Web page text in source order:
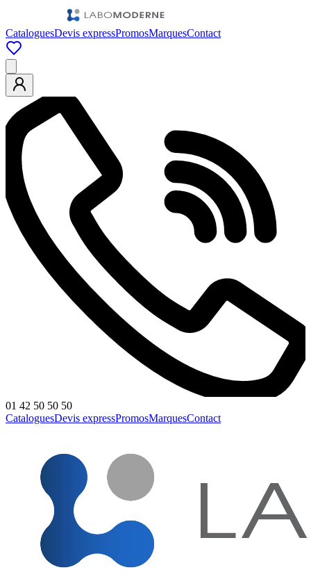
CataloguesDevis expressPromosMarquesContact
01 42 50 50 50
CataloguesDevis expressPromosMarquesContact